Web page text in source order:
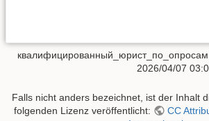
2026/04/07
Falls nicht anders bezeichnet, ist der Inhalt
folgenden Lizenz veröffentlicht:
CC